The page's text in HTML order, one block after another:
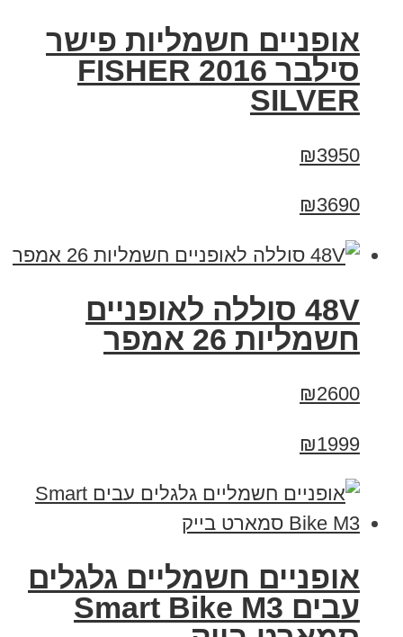
אופניים חשמליות פישר
סילבר 2016 FISHER
SILVER
₪3950
₪3690
48V סוללה לאופניים
חשמליות 26 אמפר
₪2600
₪1999
אופניים חשמליים גלגלים
עבים Smart Bike M3